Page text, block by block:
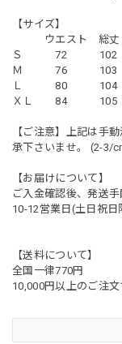
【サイズ】
ウエスト 総丈
Ｓ 72 102
Ｍ 76 103
Ｌ 80 104
ＸＬ 84 105
【ご注意】上記は手
承下さいませ。 (2-3/
【お届けについて】
ご入金確認後、発送
10-12営業日(土日祝日
【送料について】
全国一律770円
10,000円以上のご注文